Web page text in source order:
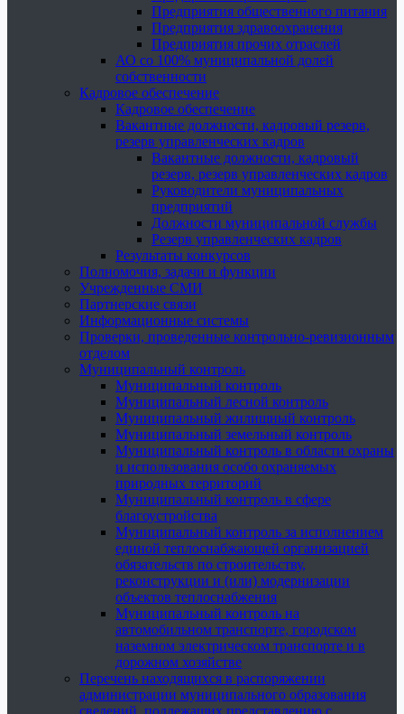
Предприятия общественного питания
Предприятия здравоохранения
Предприятия прочих отраслей
АО со 100% муниципальной долей
собственности
Кадровое обеспечение
Кадровое обеспечение
Вакантные должности, кадровый резерв,
резерв управленческих кадров
Вакантные должности, кадровый
резерв, резерв управленческих кадров
Руководители муниципальных
предприятий
Должности муниципальной службы
Резерв управленческих кадров
Результаты конкурсов
Полномочия, задачи и функции
Учрежденные СМИ
Партнерские связи
Информационные системы
Проверки, проведенные контрольно-ревизионным
отделом
Муниципальный контроль
Муниципальный контроль
Муниципальный лесной контроль
Муниципальный жилищный контроль
Муниципальный земельный контроль
Муниципальный контроль в области охраны
и использования особо охраняемых
природных территорий
Муниципальный контроль в сфере
благоустройства
Муниципальный контроль за исполнением
единой теплоснабжающей организацией
обязательств по строительству,
реконструкции и (или) модернизации
объектов теплоснабжения
Муниципальный контроль на
автомобильном транспорте, городском
наземном электрическом транспорте и в
дорожном хозяйстве
Перечень находящихся в распоряжении
администрации муниципального образования
сведений, подлежащих представлению с